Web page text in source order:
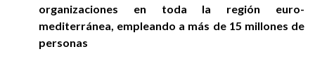
organizaciones en toda la región euro-
mediterránea, empleando a más de 15 millones de
personas